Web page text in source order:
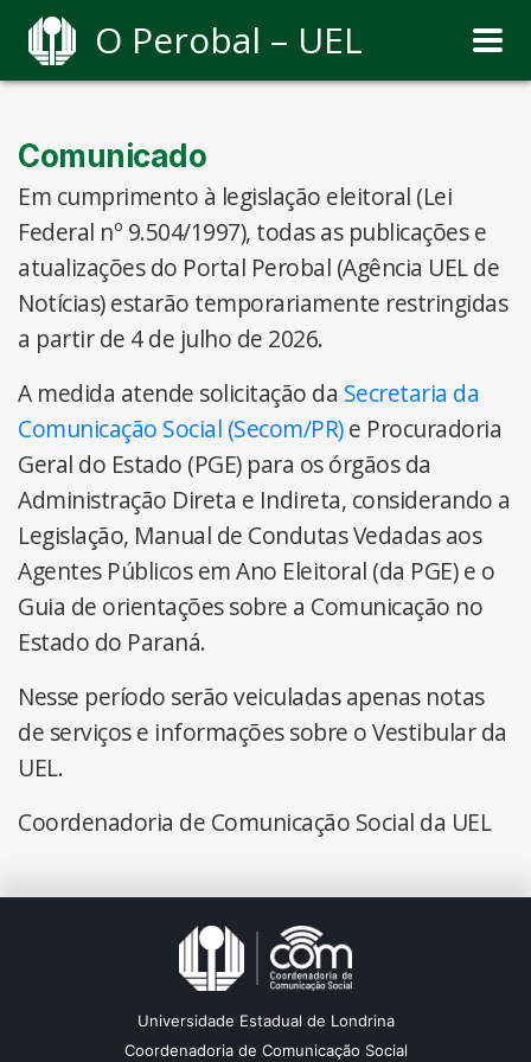
O Perobal – UEL
Comunicado
Em cumprimento à legislação eleitoral (Lei
Federal nº 9.504/1997), todas as publicações e
atualizações do Portal Perobal (Agência UEL de
Notícias) estarão temporariamente restringidas
a partir de 4 de julho de 2026.
A medida atende solicitação da Secretaria da
Comunicação Social (Secom/PR)e Procuradoria
Geral do Estado (PGE) para os órgãos da
Administração Direta e Indireta, considerando a
Legislação, Manual de Condutas Vedadas aos
Agentes Públicos em Ano Eleitoral (da PGE) e o
Guia de orientações sobre a Comunicação no
Estado do Paraná.
Nesse período serão veiculadas apenas notas
de serviços e informações sobre o Vestibular da
UEL.
Coordenadoria de Comunicação Social da UEL
Universidade Estadual de Londrina
Coordenadoria de Comunicação Social